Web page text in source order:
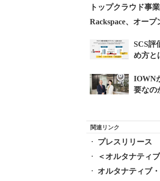
トップクラウド事
Rackspace、オー
関連リンク
プレスリリース
＜オルタナティ
オルタナティブ